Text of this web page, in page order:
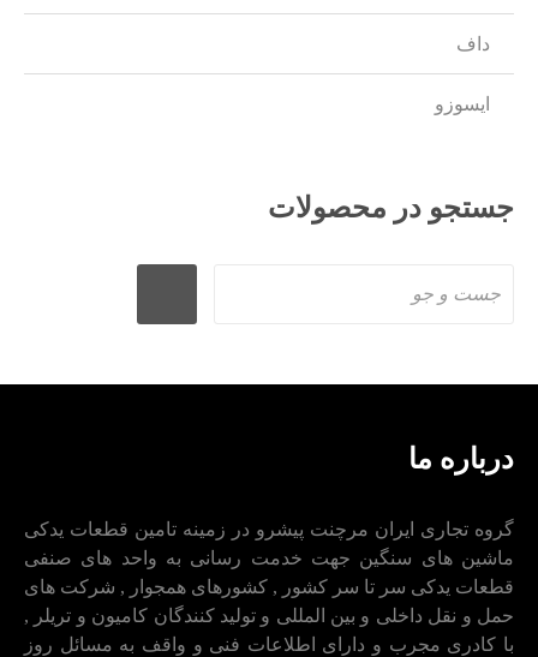
داف
ایسوزو
جستجو در محصولات
درباره ما
گروه تجاری ایران مرچنت پیشرو در زمینه تامین قطعات یدکی
ماشین های سنگین جهت خدمت رسانی به واحد های صنفی
قطعات یدکی سر تا سر کشور , کشورهای همجوار , شرکت های
حمل و نقل داخلی و بین المللی و تولید کنندگان کامیون و تریلر ,
با کادری مجرب و دارای اطلاعات فنی و واقف به مسائل روز